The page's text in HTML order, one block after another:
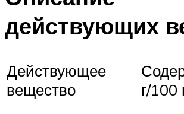
действующих
Действующее
вещество
г/100